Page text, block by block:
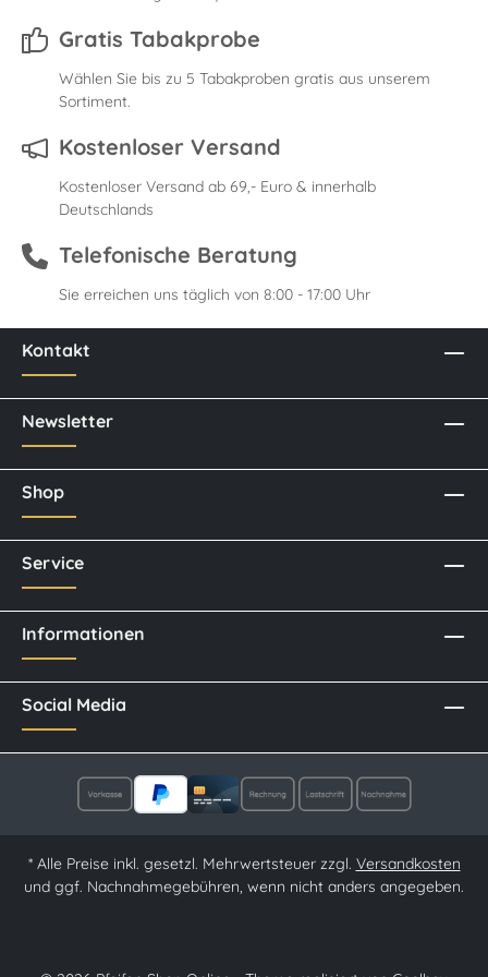
Gratis Tabakprobe
Wählen Sie bis zu 5 Tabakproben gratis aus unserem
Sortiment.
Kostenloser Versand
Kostenloser Versand ab 69,- Euro & innerhalb
Deutschlands
Telefonische Beratung
Sie erreichen uns täglich von 8:00 - 17:00 Uhr
Kontakt
Newsletter
Social Media
Shop
Service
Informationen
* Alle Preise inkl. gesetzl. Mehrwertsteuer zzgl. Versandkosten
und ggf. Nachnahmegebühren, wenn nicht anders angegeben.